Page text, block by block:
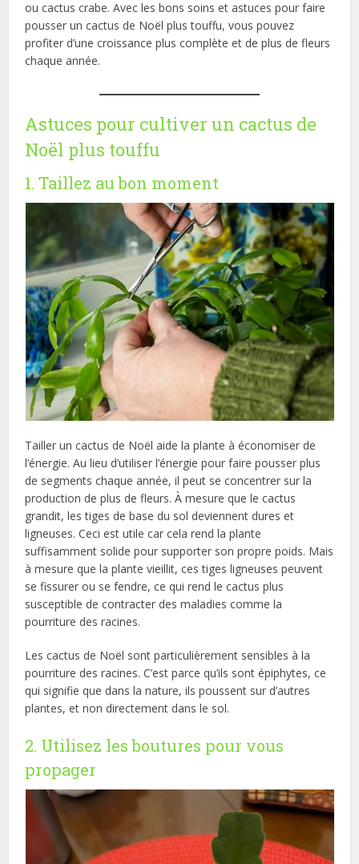
ou cactus crabe. Avec les bons soins et astuces pour faire
pousser un cactus de Noël plus touffu, vous pouvez
profiter d’une croissance plus complète et de plus de fleurs
chaque année.
Astuces pour cultiver un cactus de
Noël plus touffu
1. Taillez au bon moment
Tailler un cactus de Noël aide la plante à économiser de
l’énergie. Au lieu d’utiliser l’énergie pour faire pousser plus
de segments chaque année, il peut se concentrer sur la
production de plus de fleurs. À mesure que le cactus
grandit, les tiges de base du sol deviennent dures et
ligneuses. Ceci est utile car cela rend la plante
suffisamment solide pour supporter son propre poids. Mais
à mesure que la plante vieillit, ces tiges ligneuses peuvent
se fissurer ou se fendre, ce qui rend le cactus plus
susceptible de contracter des maladies comme la
pourriture des racines.
Les cactus de Noël sont particulièrement sensibles à la
pourriture des racines. C’est parce qu’ils sont épiphytes, ce
qui signifie que dans la nature, ils poussent sur d’autres
plantes, et non directement dans le sol.
2. Utilisez les boutures pour vous
propager